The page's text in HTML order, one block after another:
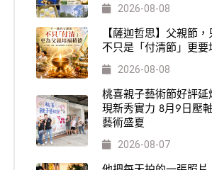
2026-08-08
【薩迦哲思】父親節
不只是「付清節」更要
2026-08-08
桃喜親子藝術節好評
現新秀實力 8月9日壓
藝術盛夏
2026-08-07